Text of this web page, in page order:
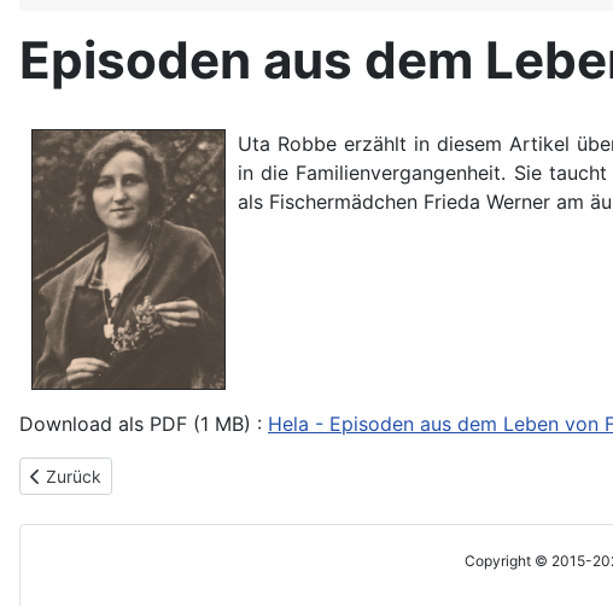
Episoden aus dem
Uta Robbe erzählt in diesem Artikel
in die Familienvergangenheit. Sie
als Fischermädchen Frieda Werner am
Download als PDF (1 MB) : Hela - Episoden aus dem Leben von
Vorheriger Beitrag: Heel'sches Wörterbuch
Zurück
Copyright © 2015-